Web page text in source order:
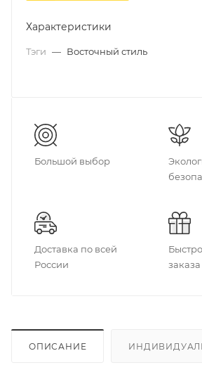
Характеристики
Тэги — Восточный стиль
Большой выбор
Доставка по всей
России
заказа
ОПИСАНИЕ